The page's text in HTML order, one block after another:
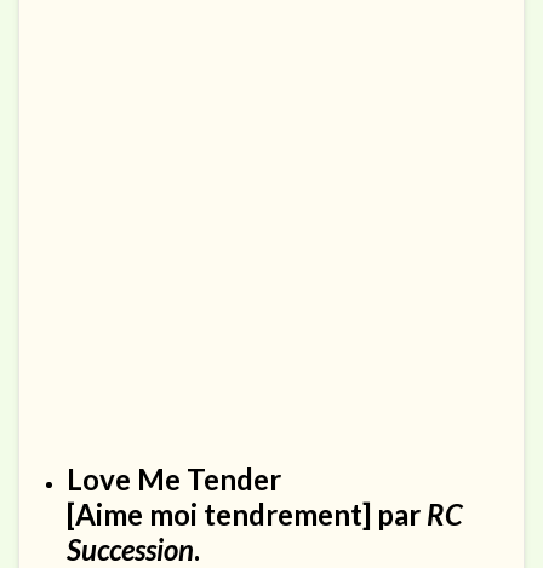
Love Me Tender
[Aime moi tendrement] par RC
Succession.